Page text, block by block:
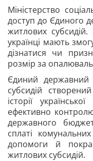
Міністерство
доступ до Єдиного
житлових
українці мають
дізнатися чи
розмір за
Єдиний державний
субсидій
історії
ефективно
державного
сплаті
допомоги й
житлових субсидій.